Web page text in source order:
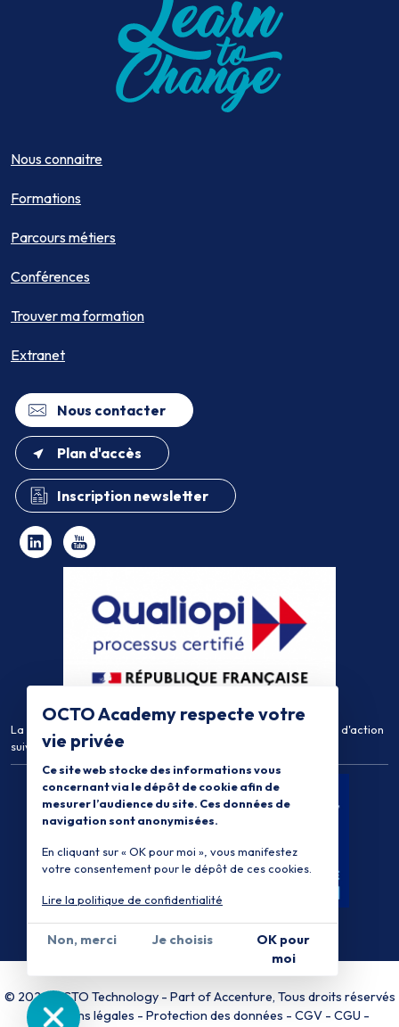
Nous connaitre
Formations
Parcours métiers
Conférences
Trouver ma formation
Extranet
Nous contacter
Plan d'accès
Inscription newsletter
La certification qualité a été délivrée au titre de la catégorie d'action
suivante :Actions de Formation
© 2026 OCTO Technology- Part of Accenture, Tous droits réservés
Mentions légales Protection des données CGV
CGU
OCTO Academy respecte votre
vie privée
Ce site web stocke des informations vous
concernant via le dépôt de cookie afin de
mesurer l’audience du site. Ces données de
navigation sont anonymisées.
En cliquant sur « OK pour moi », vous manifestez
votre consentement pour le dépôt de ces cookies.
Lire la politique de confidentialité
Non, merci Je choisis
OK pour
moi